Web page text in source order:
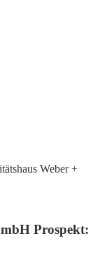
Weber +
Prospekt: